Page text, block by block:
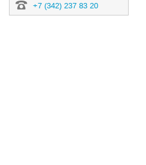
+7 (342) 237 83 20